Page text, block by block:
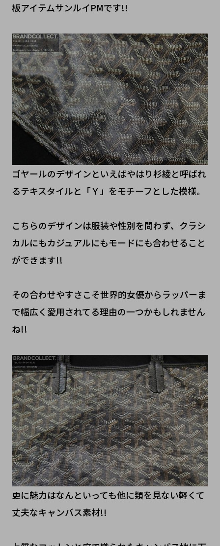
板アイテムサンルイPMです!!
ゴヤールのデザインといえばやはり杉綾と呼ばれ
るテキスタイルと「Ｙ」をモチーフとした模様。
こちらのデザインは服装や性別を問わず、クラシ
カルにもカジュアルにもモードにも合わせること
ができます!!
その合わせやすさこそ世界的女優からラッパーま
で幅広く愛用されてる理由の一つかもしれません
ね!!
更に魅力はなんといっても他に類を見ない軽くて
丈夫なキャンバス素材!!